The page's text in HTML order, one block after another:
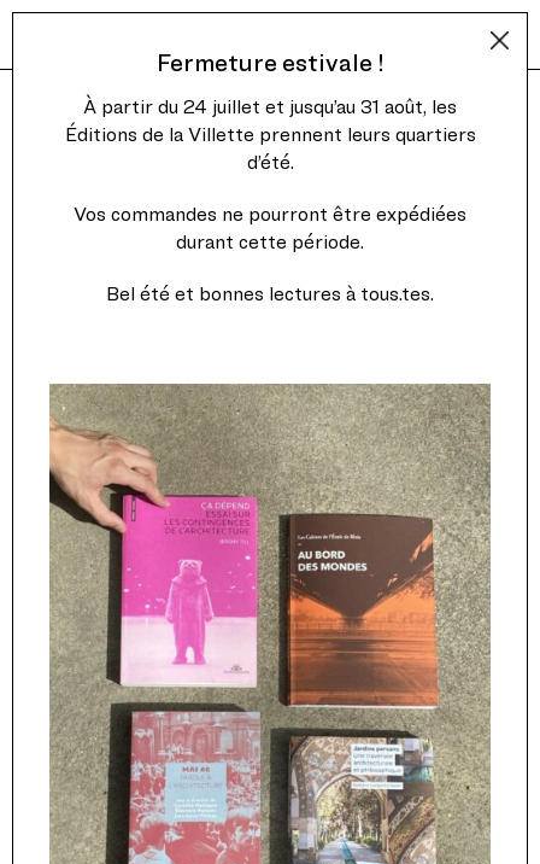
La Chaîne de verre. Une correspondance
Fermeture estivale !
À partir du 24 juillet et jusqu’au 31 août, les
Éditions de la Villette prennent leurs quartiers
d’été.
Vos commandes ne pourront être expédiées
durant cette période.
Bel été et bonnes lectures à tous.tes.